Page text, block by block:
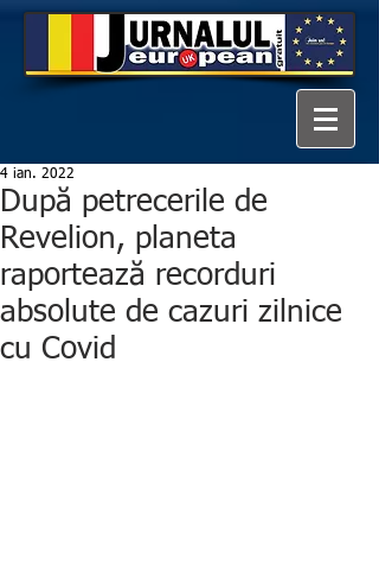
După petrecerile de
Revelion, planeta
raportează recorduri
absolute de cazuri zilnice
cu Covid
4 ian. 2022